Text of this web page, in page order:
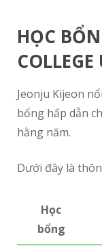
HỌC
Jeonju Kijeon
bổng hấp dẫn
hằng năm.
Dưới đây là
Học
bổng